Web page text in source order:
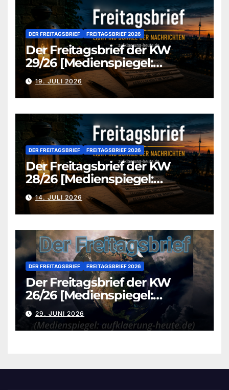
DER FREITAGSBRIEF FREITAGSBRIEF 2026
Der Freitagsbrief der KW
29/26 [Medienspiegel:
aufklaerung-heute.de]
19. JULI 2026
DER FREITAGSBRIEF FREITAGSBRIEF 2026
Der Freitagsbrief der KW
28/26 [Medienspiegel:
aufklaerung-heute.de]
14. JULI 2026
DER FREITAGSBRIEF FREITAGSBRIEF 2026
Der Freitagsbrief der KW
26/26 [Medienspiegel:
aufklaerung-heute.de]
29. JUNI 2026